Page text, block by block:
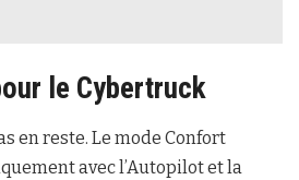
le Cybertruck
en reste. Le mode Confort
avec l’Autopilot et la